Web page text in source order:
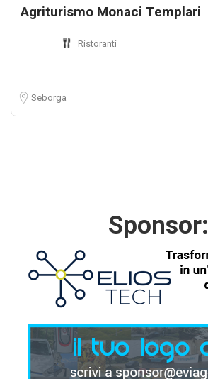
Agriturismo Monaci Templari
Ristoranti
Seborga
Sponsor: